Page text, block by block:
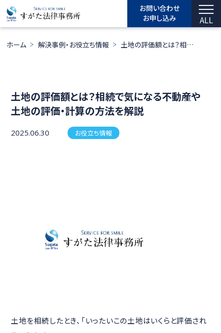
お問い合わせ
お申し込み
ALL
ホーム 解決事例・お役立ち情報 土地の評価額とは？相続で気になる不動産や土地の評価・計算の方法を解説
土地の評価額とは？相続で気になる不動産や
土地の評価・計算の方法を解説
2025.06.30 お役立ち情報
土地を相続したとき、「いったいこの土地はいくらと評価され